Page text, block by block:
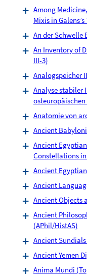
Among
Mixis in
An der Schwelle
An Inventory of
III-3)
Analogspeicher
Analyse stabiler
osteuropäischen
Anatomie von
Ancient
Ancient
Constellations
Ancient
Ancient
Ancient Objects
Ancient
(APhil/HistAS)
Ancient
Ancient Yemen
Anima Mundi